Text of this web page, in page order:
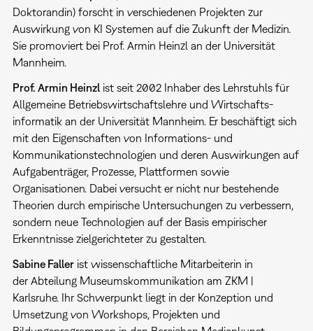
Doktorandin) forscht in verschiedenen Projekten zur
Auswirkung von KI Systemen auf die Zukunft der Medizin.
Sie promoviert bei Prof. Armin Heinzl an der Universität
Mannheim.
Prof. Armin Heinzl ist seit 2002 Inhaber des Lehrstuhls für
Allgemeine Betriebs­wirtschaftslehre und Wirtschafts­
informatik an der Universität Mannheim. Er beschäftigt sich
mit den Eigenschaften von Informations- und
Kommunikationstechnologien und deren Auswirkungen auf
Aufgabenträger, Prozesse, Plattformen sowie
Organisationen. Dabei versucht er nicht nur bestehende
Theorien durch empirische Untersuchungen zu verbessern,
sondern neue Technologien auf der Basis empirischer
Erkenntnisse zielgerichteter zu gestalten.
Sabine Fallerist wissenschaftliche Mitarbeiterin in
der Abteilung Museumskommunikation am ZKM |
Karlsruhe. Ihr Schwerpunkt liegt in der Konzeption und
Umsetzung von Workshops, Projekten und